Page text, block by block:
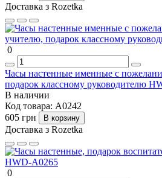
Доставка з Rozetka
0
Часы настенные именные с
подарок классному руководителю
В наличии
Код товара: A0242
605 грн
В корзину
Доставка з Rozetka
0